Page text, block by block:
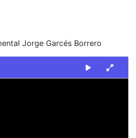
Jorge Garcés Borrero